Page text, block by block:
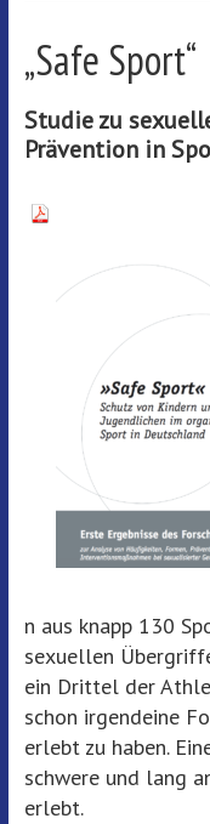
„Safe Sport“
Studie zu
Prävention in
n aus knapp 130
sexuellen
ein Drittel der
schon irgendeine
erlebt zu haben.
schwere und lang
erlebt.